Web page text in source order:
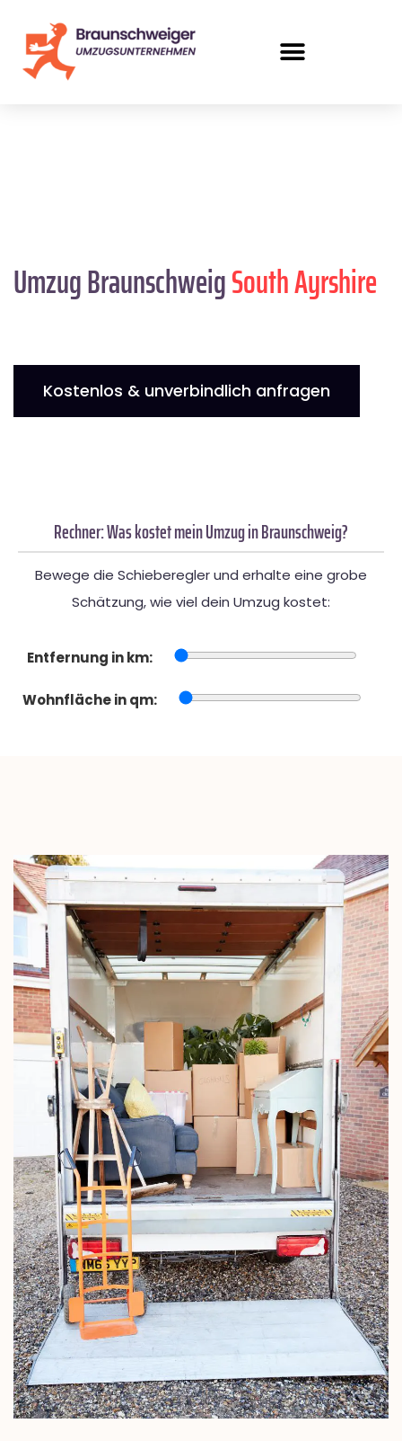
Umzug BraunschweigSouth Ayrshire
Kostenlos & unverbindlich anfragen
Rechner: Was kostet mein Umzug in Braunschweig?
Bewege die Schieberegler und erhalte eine grobe
Schätzung, wie viel dein Umzug kostet:
Entfernung in km:
Wohnfläche in qm: